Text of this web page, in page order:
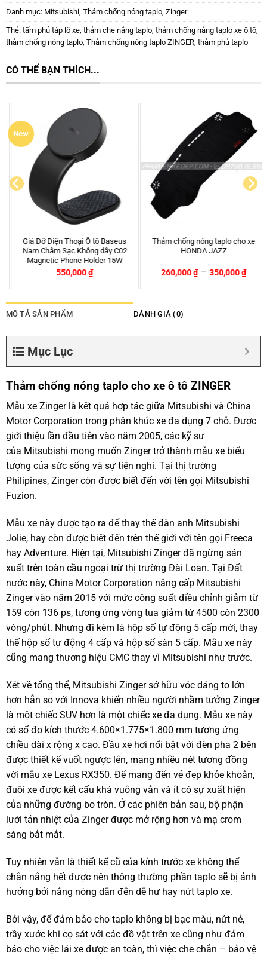
Danh mục: Mitsubishi, Thảm chống nóng taplo, Zinger
Thẻ: tấm phủ táp lô xe, thảm che nắng taplo, thảm chống nắng taplo xe ô tô,
thảm chống nóng taplo, Thảm chống nóng taplo ZINGER, thảm phủ taplo
CÓ THỂ BẠN THÍCH...
New
Giá Đỡ Điện Thoại Ô tô Baseus
Nam Châm Sạc Không dây C02
Magnetic Phone Holder 15W
550,000₫
Thảm chống nóng taplo cho xe
HONDA JAZZ
260,000₫ – 350,000₫
MÔ TẢ SẢN PHẨM ĐÁNH GIÁ (0)
Mục Lục
Thảm chống nóng taplo cho xe ô tô ZINGER
Mẫu xe Zinger là kết quả hợp tác giữa Mitsubishi và China
Motor Corporation trong phân khúc xe đa dụng 7 chỗ. Được
giới thiệu lần đầu tiên vào năm 2005, các kỹ sư
của Mitsubishi mong muốn Zinger trở thành mẫu xe biểu
tượng của sức sống và sự tiện nghi. Tại thị trường
Philipines, Zinger còn được biết đến với tên gọi Mitsubishi
Fuzion.
Mẫu xe này được tạo ra để thay thế đàn anh Mitsubishi
Jolie, hay còn được biết đến trên thế giới với tên gọi Freeca
hay Adventure. Hiện tại, Mitsubishi Zinger đã ngừng sản
xuất trên toàn cầu ngoại trừ thị trường Đài Loan. Tại Đất
nước này, China Motor Corporation nâng cấp Mitsubishi
Zinger vào năm 2015 với mức công suất điều chỉnh giảm từ
159 còn 136 ps, tương ứng vòng tua giảm từ 4500 còn 2300
vòng/phút. Nhưng đi kèm là hộp số tự động 5 cấp mới, thay
thế hộp số tự động 4 cấp và hộp số sàn 5 cấp. Mẫu xe này
cũng mang thương hiệu CMC thay vì Mitsubishi như trước.
Xét về tổng thể, Mitsubishi Zinger sở hữu vóc dáng to lớn
hơn hẳn so với Innova khiến nhiều người nhầm tưởng Zinger
là một chiếc SUV hơn là một chiếc xe đa dụng. Mẫu xe này
có số đo kích thước 4.600×1.775×1.800 mm tương ứng
chiều dài x rộng x cao. Đầu xe hơi nổi bật với đèn pha 2 bên
được thiết kế vuốt ngược lên, mang nhiều nét tương đồng
với mẫu xe Lexus RX350. Để mang đến vẻ đẹp khỏe khoắn,
đuôi xe được kết cấu khá vuông vắn và ít có sự xuất hiện
của những đường bo tròn. Ở các phiên bản sau, bộ phận
lưới tản nhiệt của Zinger được mở rộng hơn và mạ crom
sáng bắt mắt.
Tuy nhiên vẫn là thiết kế cũ của kính trước xe không thể
chắn nắng hết được nên thông thường phần taplo sẽ bị ảnh
hưởng bởi nắng nóng dẫn đễn dễ hư hay nứt taplo xe.
Bởi vậy, để đảm bảo cho taplo không bị bạc màu, nứt nẻ,
trầy xước khi cọ sát với các đồ vật trên xe cũng như đảm
bảo cho việc lái xe được an toàn, thì việc che chắn – bảo vệ